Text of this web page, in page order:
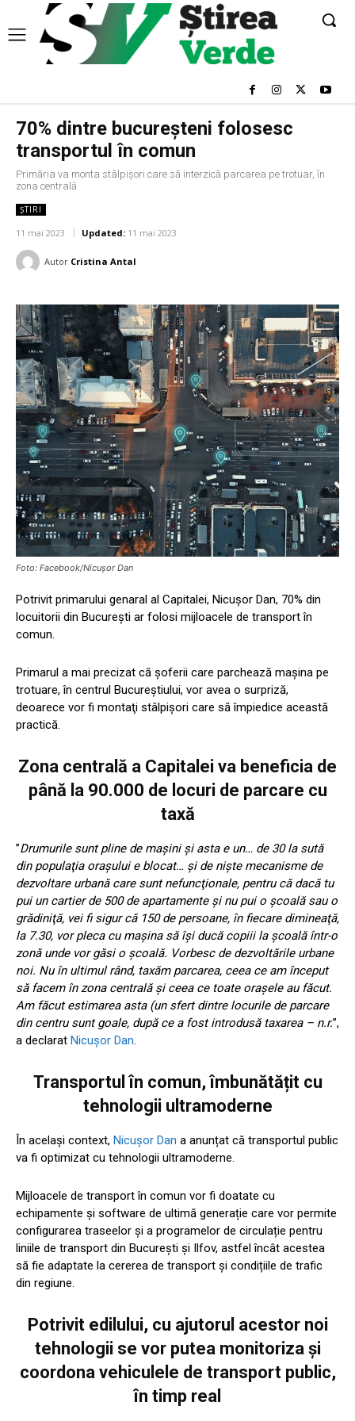
70% dintre bucureşteni folosesc
transportul în comun
Primăria va monta stâlpişori care să interzică parcarea pe trotuar, în
zona centrală
ȘTIRI
11 mai 2023 Updated: 11 mai 2023
Autor Cristina Antal
Foto: Facebook/Nicușor Dan
Potrivit primarului genaral al Capitalei, Nicuşor Dan, 70% din
locuitorii din București ar folosi mijloacele de transport în
comun.
Primarul a mai precizat că șoferii care parchează mașina pe
trotuare, în centrul Bucureștiului, vor avea o surpriză,
deoarece vor fi montaţi stâlpişori care să împiedice această
practică.
Zona centrală a Capitalei va beneficia de
până la 90.000 de locuri de parcare cu
taxă
”Drumurile sunt pline de maşini şi asta e un… de 30 la sută
din populaţia oraşului e blocat… şi de nişte mecanisme de
dezvoltare urbană care sunt nefuncţionale, pentru că dacă tu
pui un cartier de 500 de apartamente şi nu pui o şcoală sau o
grădiniţă, vei fi sigur că 150 de persoane, în fiecare dimineaţă,
la 7.30, vor pleca cu maşina să îşi ducă copiii la şcoală într-o
zonă unde vor găsi o şcoală. Vorbesc de dezvoltările urbane
noi. Nu în ultimul rând, taxăm parcarea, ceea ce am început
să facem în zona centrală şi ceea ce toate oraşele au făcut.
Am făcut estimarea asta (un sfert dintre locurile de parcare
din centru sunt goale, după ce a fost introdusă taxarea – n.r.”,
a declarat Nicuşor Dan.
Transportul în comun, îmbunătățit cu
tehnologii ultramoderne
În același context, Nicușor Dan a anunțat că transportul public
va fi optimizat cu tehnologii ultramoderne.
Mijloacele de transport în comun vor fi doatate cu
echipamente și software de ultimă generație care vor permite
configurarea traseelor și a programelor de circulație pentru
liniile de transport din București și Ilfov, astfel încât acestea
să fie adaptate la cererea de transport și condițiile de trafic
din regiune.
Potrivit edilului, cu ajutorul acestor noi
tehnologii se vor putea monitoriza și
coordona vehiculele de transport public,
în timp real